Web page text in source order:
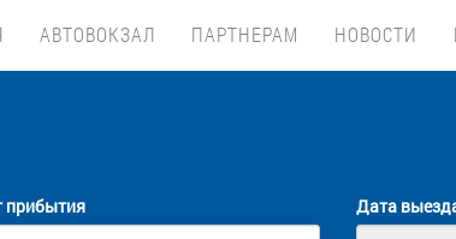
АВТОВОКЗАЛ ПАРТНЕРАМ НОВОСТИ
прибытия Дата